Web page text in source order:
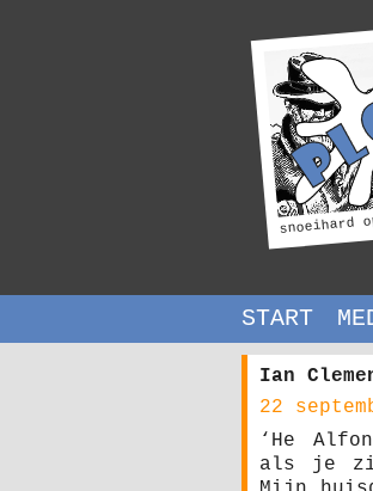
snoeihard
START
Ian
22
‘He
als je